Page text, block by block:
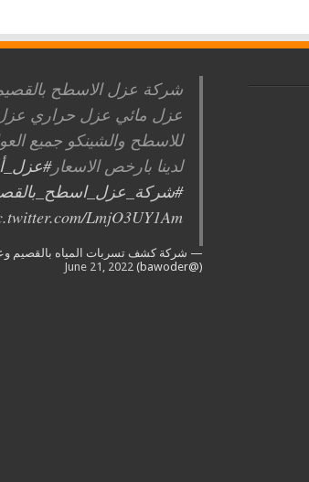
شركة عزل الاسطح
عزل مائي عزل حراري
للاسطح والشينكو جميع
لدينا بارخص الاسعار
LmjO3UY1Am
— شركة كشف تسربات المياه بالقصيم
(@bawoder)
June 21, 2022